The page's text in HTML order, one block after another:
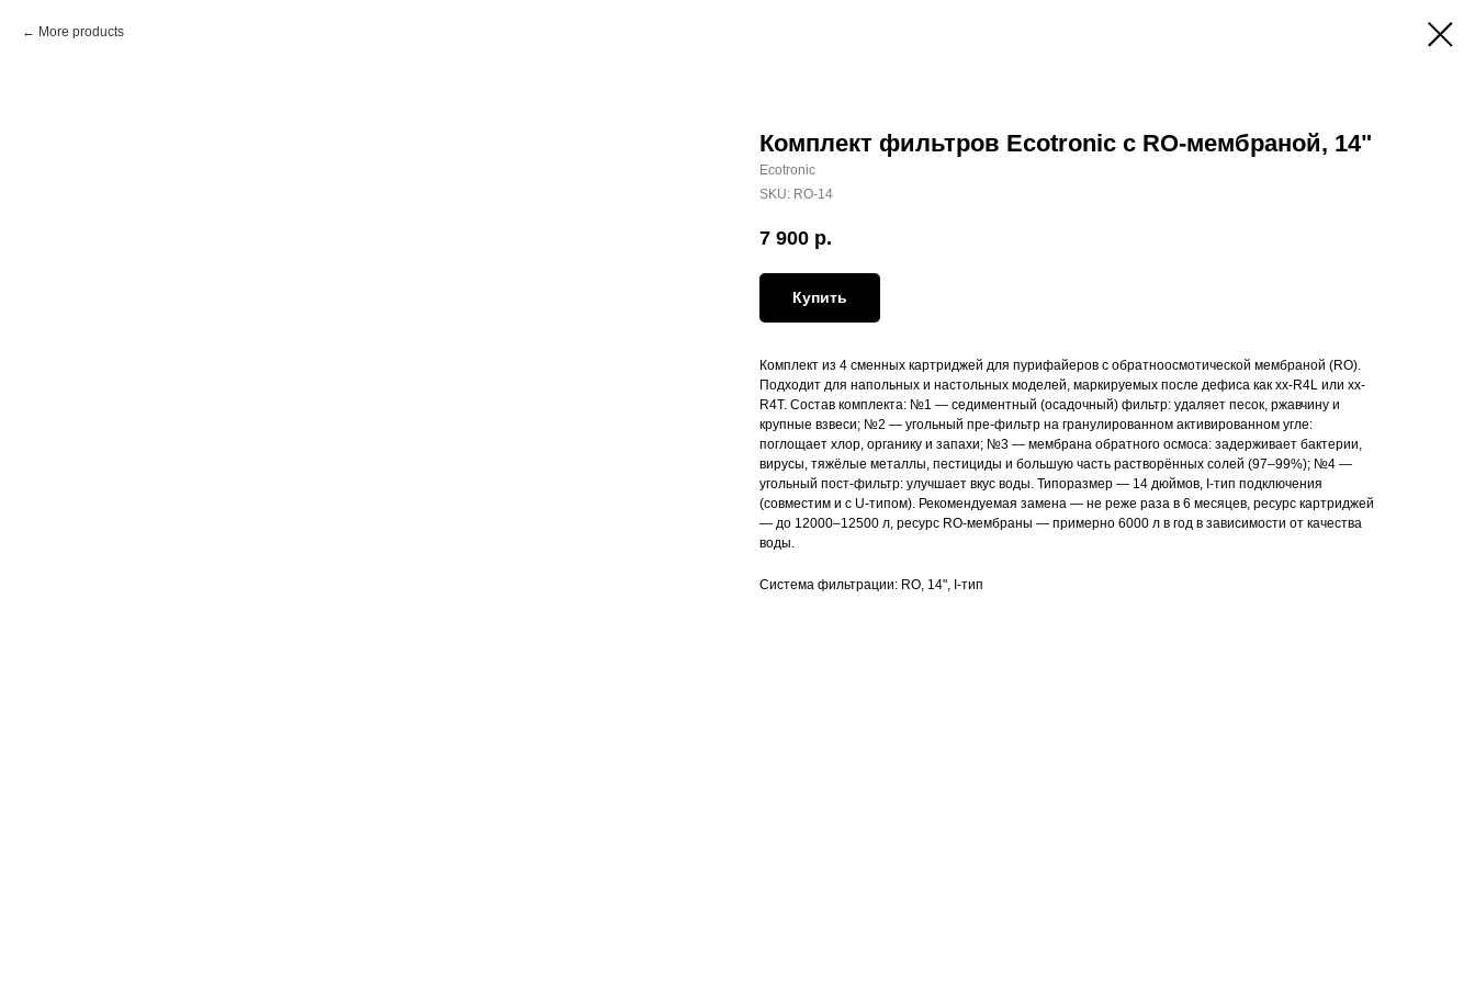
More products
Комплект фильтров Ecotronic с RO-мембраной, 14"
Ecotronic
SKU: RO-14
7 900 р.
Купить
Комплект из 4 сменных картриджей для пурифайеров с обратноосмотической мембраной (RO).
Подходит для напольных и настольных моделей, маркируемых после дефиса как xx-R4L или xx-
R4T. Состав комплекта: №1 — седиментный (осадочный) фильтр: удаляет песок, ржавчину и
крупные взвеси; №2 — угольный пре-фильтр на гранулированном активированном угле:
поглощает хлор, органику и запахи; №3 — мембрана обратного осмоса: задерживает бактерии,
вирусы, тяжёлые металлы, пестициды и большую часть растворённых солей (97–99%); №4 —
угольный пост-фильтр: улучшает вкус воды. Типоразмер — 14 дюймов, I-тип подключения
(совместим и с U-типом). Рекомендуемая замена — не реже раза в 6 месяцев, ресурс картриджей
— до 12000–12500 л, ресурс RO-мембраны — примерно 6000 л в год в зависимости от качества
воды.
Система фильтрации: RO, 14", I-тип